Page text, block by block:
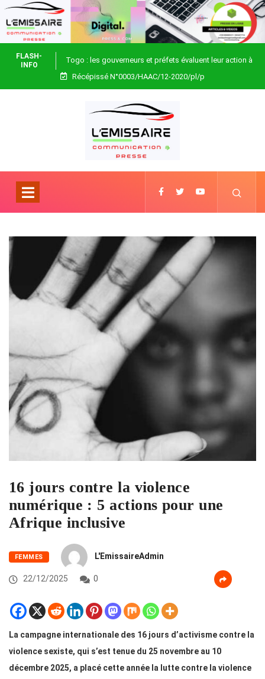
FLASH-
INFO
Togo : les gouverneurs et préfets évaluent leur action à
Blitta
Récépissé N°0003/HAAC/12-2020/pl/p
16 jours contre la violence
numérique : 5 actions pour une
Afrique inclusive
FEMMES L'EmissaireAdmin
22/12/2025 0
La campagne internationale des 16 jours d’activisme contre la
violence sexiste, qui s’est tenue du 25 novembre au 10
décembre 2025, a placé cette année la lutte contre la violence